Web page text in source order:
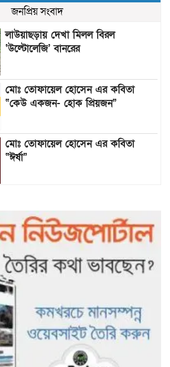
জনপ্রিয় সংবাদ
লাউয়াছড়ায় দেখা মিলল বিরল
‘উল্টোলেজি’ বানরের
মোঃ তোফায়েল হোসেন এর কবিতা
“কেউ একজন- হোক প্রিয়জন”
মোঃ তোফায়েল হোসেন এর কবিতা
“ঈর্ষা”
আটকে পড়া ১০ পর্যটককে উদ্ধার করল
পুলিশ ও ফায়ার সার্ভিস
গাছ না কেটে আমাদের পুড়িয়ে মারলে
ভালো হতো’: বন বিভাগের নিষ্ঠুরতায়
নিঃস্ব কৃষক